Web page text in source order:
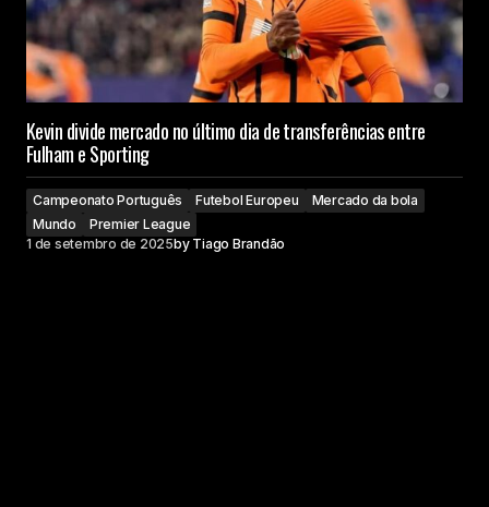
Kevin divide mercado no último dia de transferências entre
Fulham e Sporting
Campeonato Português Futebol Europeu
Mercado da bola
Mundo
Premier League
1 de setembro de 2025by Tiago Brandão